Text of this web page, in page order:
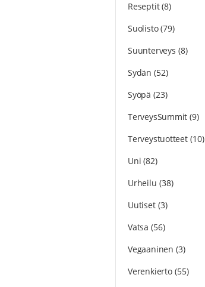
Reseptit(8)
Suolisto(79)
Suunterveys (8)
Sydän (52)
Syöpä (23)
TerveysSummit (9)
Terveystuotteet(10)
Uni (82)
Urheilu (38)
Uutiset(3)
Vatsa (56)
Vegaaninen (3)
Verenkierto(55)